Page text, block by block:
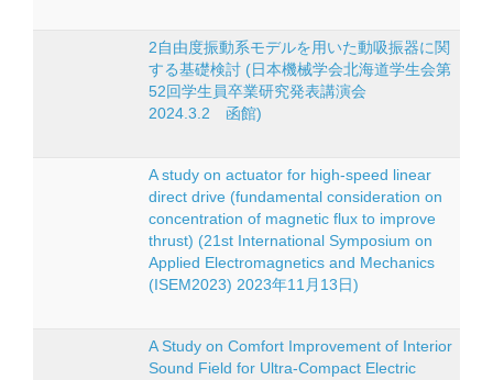
2自由度振動系モデルを用いた動吸振器に関
する基礎検討 (日本機械学会北海道学生会第
52回学生員卒業研究発表講演会
2024.3.2 函館)
A study on actuator for high-speed linear
direct drive (fundamental consideration on
concentration of magnetic flux to improve
thrust) (21st International Symposium on
Applied Electromagnetics and Mechanics
(ISEM2023) 2023年11月13日)
A Study on Comfort Improvement of Interior
Sound Field for Ultra-Compact Electric